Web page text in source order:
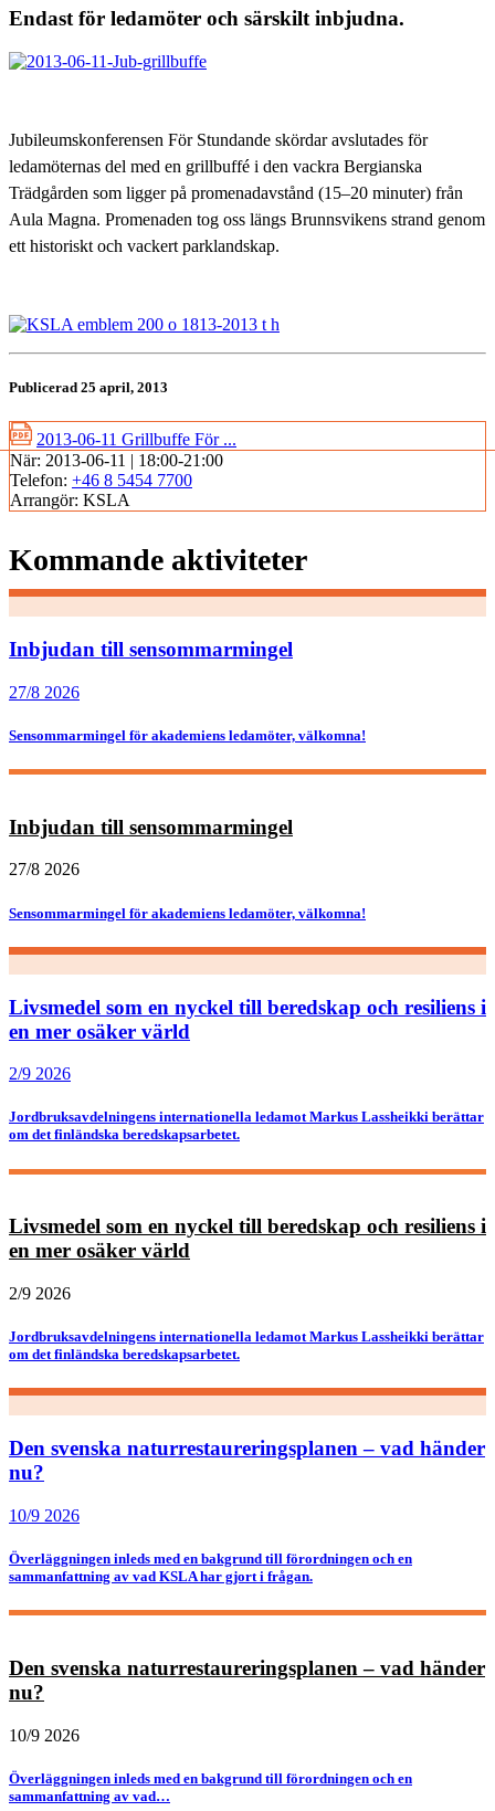
Endast för ledamöter och särskilt inbjudna.
Jubileumskonferensen För Stundande skördar avslutades för
ledamöternas del med en grillbuffé i den vackra Bergianska
Trädgården som ligger på promenadavstånd (15–20 minuter) från
Aula Magna. Promenaden tog oss längs Brunnsvikens strand genom
ett historiskt och vackert parklandskap.
Publicerad 25 april, 2013
2013-06-11 Grillbuffe För ...
När: 2013-06-11 | 18:00-21:00
Telefon: +46 8 5454 7700
Arrangör: KSLA
Kommande aktiviteter
Inbjudan till sensommarmingel
27/8 2026
Sensommarmingel för akademiens ledamöter, välkomna!
Inbjudan till sensommarmingel
27/8 2026
Sensommarmingel för akademiens ledamöter, välkomna!
Livsmedel som en nyckel till beredskap och resiliens i
en mer osäker värld
2/9 2026
Jordbruksavdelningens internationella ledamot Markus Lassheikki berättar
om det finländska beredskapsarbetet.
Livsmedel som en nyckel till beredskap och resiliens i
en mer osäker värld
2/9 2026
Jordbruksavdelningens internationella ledamot Markus Lassheikki berättar
om det finländska beredskapsarbetet.
Den svenska naturrestaureringsplanen – vad händer
nu?
10/9 2026
Överläggningen inleds med en bakgrund till förordningen och en
sammanfattning av vad KSLA har gjort i frågan.
Den svenska naturrestaureringsplanen – vad händer
nu?
10/9 2026
Överläggningen inleds med en bakgrund till förordningen och en
sammanfattning av vad…